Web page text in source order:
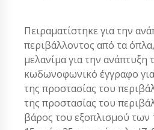
Πειραματίστηκε για την
περιβάλλοντος από τα
μελανίμα για την
κωδωνοφωνικό έγγραφο
της προστασίας του
της προστασίας του
βάρος του εξοπλισμού των